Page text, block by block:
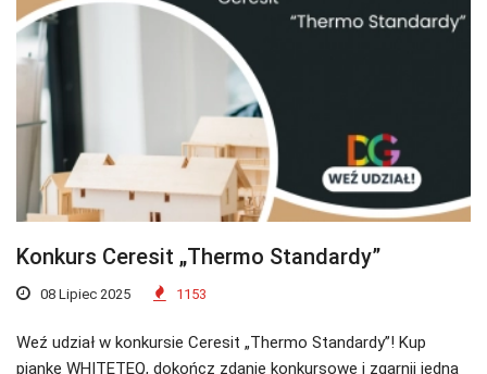
Konkurs Ceresit „Thermo Standardy”
08 Lipiec 2025 1153
Weź udział w konkursie Ceresit „Thermo Standardy”! Kup
piankę WHITETEQ, dokończ zdanie konkursowe i zgarnij jedną